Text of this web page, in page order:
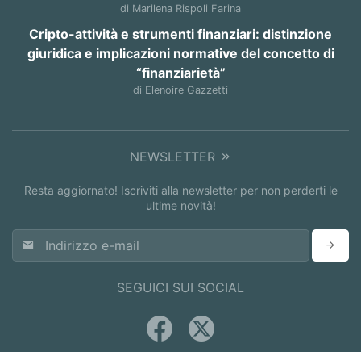
di Marilena Rispoli Farina
Cripto-attività e strumenti finanziari: distinzione
giuridica e implicazioni normative del concetto di
“finanziarietà”
di Elenoire Gazzetti
NEWSLETTER
Resta aggiornato! Iscriviti alla newsletter per non perderti le
ultime novità!
SEGUICI SUI SOCIAL